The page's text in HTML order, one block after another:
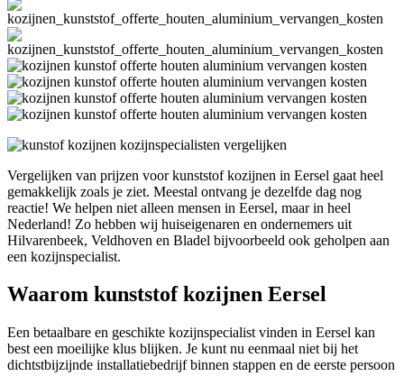
Vergelijken van prijzen voor kunststof kozijnen in Eersel gaat heel
gemakkelijk zoals je ziet. Meestal ontvang je dezelfde dag nog
reactie! We helpen niet alleen mensen in Eersel, maar in heel
Nederland! Zo hebben wij huiseigenaren en ondernemers uit
Hilvarenbeek, Veldhoven en Bladel bijvoorbeeld ook geholpen aan
een kozijnspecialist.
Waarom kunststof kozijnen Eersel
Een betaalbare en geschikte kozijnspecialist vinden in Eersel kan
best een moeilijke klus blijken. Je kunt nu eenmaal niet bij het
dichtstbijzijnde installatiebedrijf binnen stappen en de eerste persoon